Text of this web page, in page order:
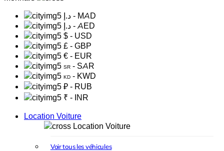
د.إ - MAD
د.إ - AED
$ - USD
£ - GBP
€ - EUR
SR - SAR
KD - KWD
₽ - RUB
₹ - INR
Location Voiture
Location Voiture
Voir tous les véhicules